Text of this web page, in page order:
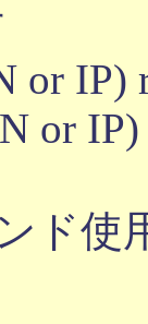
or IP)
or IP)
ド使